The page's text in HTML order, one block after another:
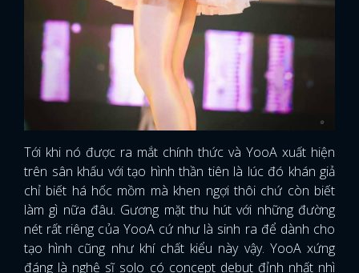
Tới khi nó được ra mắt chính thức và YooA xuất hiện
trên sân khấu với tạo hình thần tiên là lúc đó khán giả
chỉ biết há hốc mồm mà khen ngợi thôi chứ còn biết
làm gì nữa đâu. Gương mặt thu hút với những đường
nét rất riêng của YooA cứ như là sinh ra để dành cho
tạo hình cũng như khí chất kiểu này vậy. YooA xứng
đáng là nghệ sĩ solo có concept debut đỉnh nhất nhì